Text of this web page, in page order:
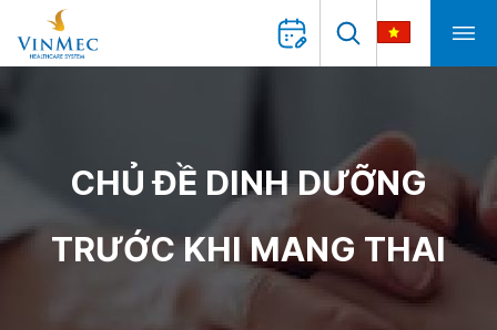
CHỦ ĐỀ DINH DƯỠNG
TRƯỚC KHI MANG THAI